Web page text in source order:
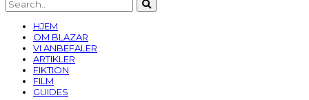
HJEM
OM BLAZAR
VI ANBEFALER
ARTIKLER
FIKTION
FILM
GUIDES